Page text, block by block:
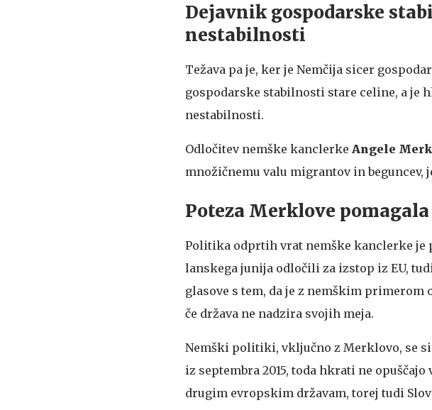
Dejavnik gospodarske
nestabilnosti
Težava pa je, ker je Nemčija sicer
gospodarske stabilnosti stare celine, a
nestabilnosti.
Odločitev nemške kanclerke Angele
množičnemu valu migrantov in beguncev,
Poteza Merklove
Politika odprtih vrat nemške kanclerke je
lanskega junija odločili za izstop iz EU,
glasove s tem, da je z nemškim
če država ne nadzira svojih meja.
Nemški politiki, vključno z Merklovo, se
iz septembra 2015, toda hkrati ne
drugim evropskim državam, torej tudi